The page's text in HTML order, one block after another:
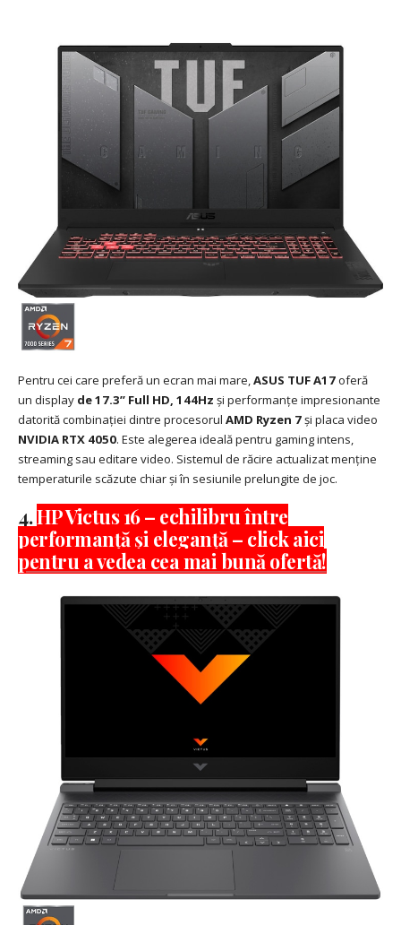
Pentru cei care preferă un ecran mai mare,ASUS TUF A17oferă
un display de 17.3” Full HD, 144Hz și performanțe impresionante
datorită combinației dintre procesorul AMD Ryzen 7și placa video
NVIDIA RTX 4050. Este alegerea ideală pentru gaming intens,
streaming sau editare video. Sistemul de răcire actualizat menține
temperaturile scăzute chiar și în sesiunile prelungite de joc.
4.HP Victus 16 – echilibru între
performanță și eleganță – click aici
pentru a vedea cea mai bună ofertă!